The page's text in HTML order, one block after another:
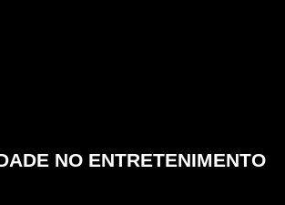
NO ENTRETENIMENTO